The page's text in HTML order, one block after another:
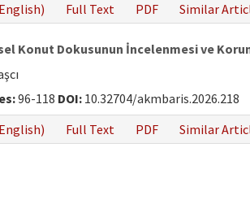
Full Text PDF Similar
Konut Dokusunun İncelenmesi ve
96-118 DOI: 10.32704/akmbaris.2026.218
Full Text PDF Similar